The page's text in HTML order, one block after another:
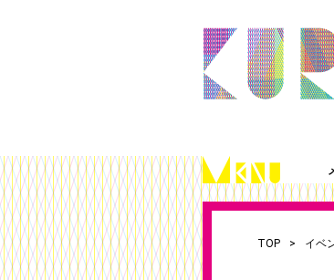
久留米シティプラザとは
施設案内（360度パノラ
アクセス
施設を借りる
（図面、資料、書類ダ
施設写真使用・撮影の届
チケット発売情報
これまでの取組
シティプラザ応援プロジ
お知らせ
TOP イベ